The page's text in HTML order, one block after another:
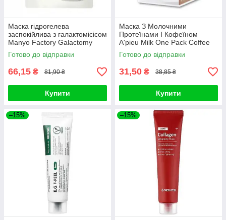
Маска гідрогелева
заспокійлива з галактомісісом
Manyo Factory Galactomy
Essence Wrap Mask 30ml
Готово до відправки
66,15 ₴ 81,90 ₴
Купити
Маска З Молочними
Протеїнами І Кофеїном
A'pieu Milk One Pack Coffee
Milk
Готово до відправки
31,50 ₴ 38,85 ₴
Купити
–15% –15%